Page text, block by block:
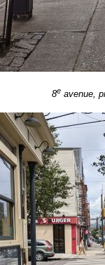
8e avenue,